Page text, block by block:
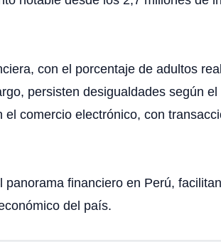
con el porcentaje de adultos
persisten desigualdades según
comercio electrónico, con
financiero en Perú,
del país.